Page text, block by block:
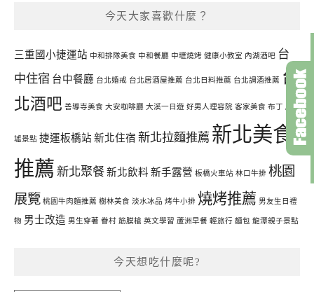
今天大家喜歡什麼？
三重國小捷運站 中和排隊美食 中和餐廳 中壢燒烤 健康小教室 內湖酒吧 台
中住宿 台中餐廳 台北婚戒 台北居酒屋推薦 台北日料推薦 台北調酒推薦 台
北酒吧 善導寺美食 大安咖啡廳 大溪一日遊 好男人理容院 客家美食 布丁 廢
墟景點 捷運板橋站 新北住宿 新北拉麵推薦 新北美食
推薦 新北聚餐新北飲料 新手露營 板橋火車站 林口牛排 桃園
展覽 桃園牛肉麵推薦 樹林美食 淡水冰品 烤牛小排 燒烤推薦 男友生日禮
物 男士改造 男生穿著 眷村 筋膜槍 英文學習 蘆洲早餐 輕旅行 麵包 龍潭親子景點
今天想吃什麼呢?